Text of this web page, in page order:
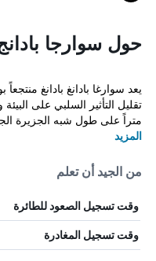
حول سوارجا
يعد سوارغا بادانغ بادانغ منتجعاً
متراً على طول شبه الجزيرة
المزيد
من الجيد أن تعلم
وقت تسجيل الصعود للطائرة
وقت تسجيل المغادرة